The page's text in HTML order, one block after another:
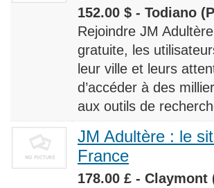
152.00 $ - Todiano
Rejoindre JM
gratuite, les
leur ville et leurs
d’accéder à des
aux outils de
JM Adultère : le
France
178.00 £ - Claymont